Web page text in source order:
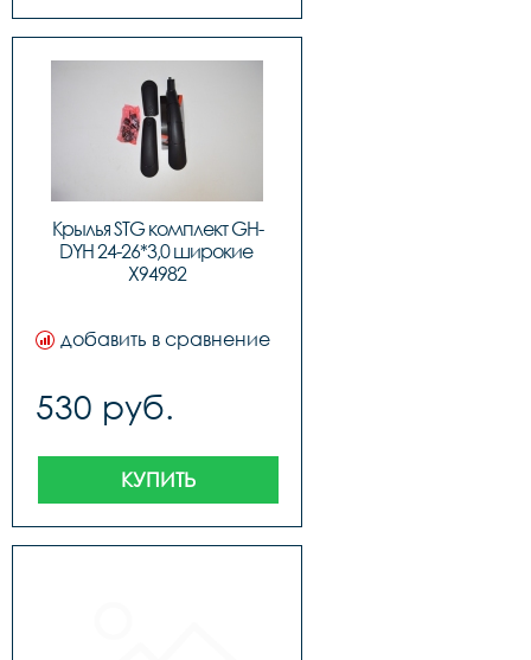
Крылья STG комплект GH-
DYH 24-26*3,0 широкие
X94982
добавить в сравнение
530 руб.
КУПИТЬ